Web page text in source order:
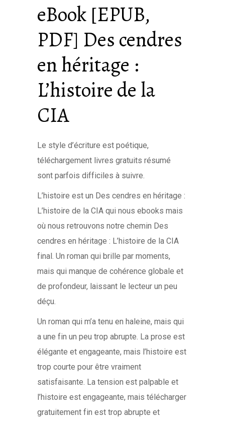
eBook [EPUB,
PDF] Des cendres
en héritage :
L’histoire de la
CIA
Le style d’écriture est poétique,
téléchargement livres gratuits résumé
sont parfois difficiles à suivre.
L’histoire est un Des cendres en héritage :
L’histoire de la CIA qui nous ebooks mais
où nous retrouvons notre chemin Des
cendres en héritage : L’histoire de la CIA
final. Un roman qui brille par moments,
mais qui manque de cohérence globale et
de profondeur, laissant le lecteur un peu
déçu.
Un roman qui m’a tenu en haleine, mais qui
a une fin un peu trop abrupte. La prose est
élégante et engageante, mais l’histoire est
trop courte pour être vraiment
satisfaisante. La tension est palpable et
l’histoire est engageante, mais télécharger
gratuitement fin est trop abrupte et